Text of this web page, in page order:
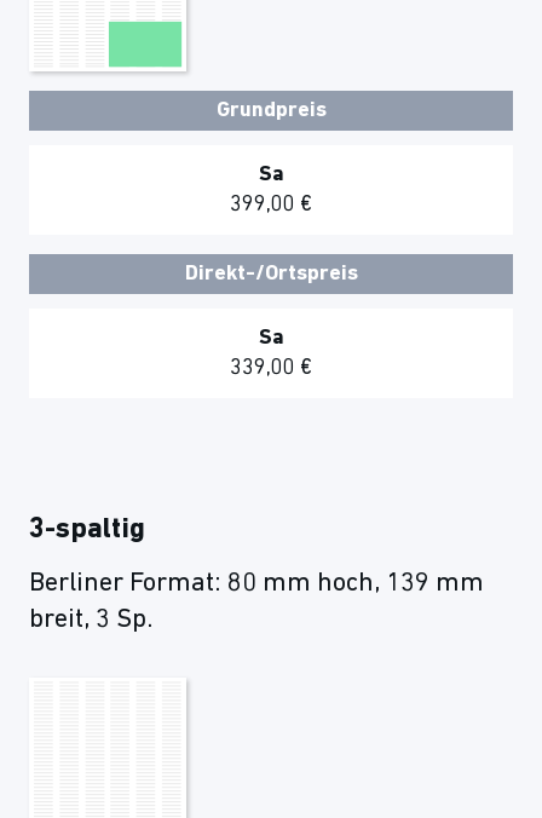
Grundpreis
Sa
399,00 €
Direkt-/Ortspreis
Sa
339,00 €
3-spaltig
Berliner Format: 80 mm hoch, 139 mm
breit, 3 Sp.